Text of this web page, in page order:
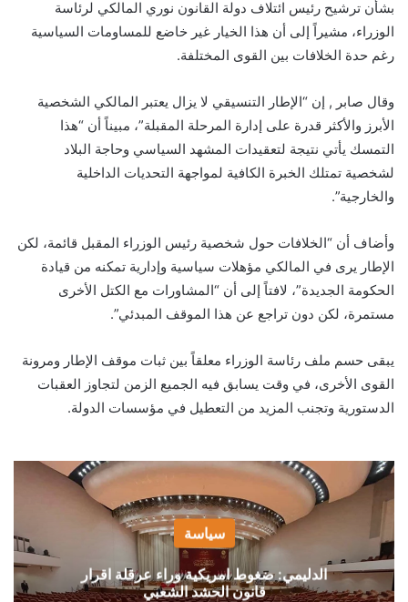
بشأن ترشيح رئيس ائتلاف دولة القانون نوري المالكي لرئاسة
الوزراء، مشيراً إلى أن هذا الخيار غير خاضع للمساومات السياسية
رغم حدة الخلافات بين القوى المختلفة.
وقال صابر , إن “الإطار التنسيقي لا يزال يعتبر المالكي الشخصية
الأبرز والأكثر قدرة على إدارة المرحلة المقبلة”، مبيناً أن “هذا
التمسك يأتي نتيجة لتعقيدات المشهد السياسي وحاجة البلاد
لشخصية تمتلك الخبرة الكافية لمواجهة التحديات الداخلية
والخارجية”.
وأضاف أن “الخلافات حول شخصية رئيس الوزراء المقبل قائمة، لكن
الإطار يرى في المالكي مؤهلات سياسية وإدارية تمكنه من قيادة
الحكومة الجديدة”، لافتاً إلى أن “المشاورات مع الكتل الأخرى
مستمرة، لكن دون تراجع عن هذا الموقف المبدئي”.
يبقى حسم ملف رئاسة الوزراء معلقاً بين ثبات موقف الإطار ومرونة
القوى الأخرى، في وقت يسابق فيه الجميع الزمن لتجاوز العقبات
الدستورية وتجنب المزيد من التعطيل في مؤسسات الدولة.
سياسة
الدليمي: ضغوط امريكية وراء عرقلة اقرار
قانون الحشد الشعبي